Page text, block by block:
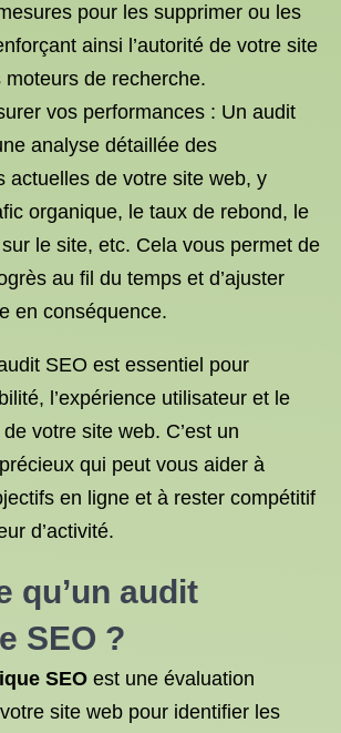
pour les supprimer ou les
ainsi l’autorité de votre site
de recherche.
vos performances : Un audit
analyse détaillée des
actuelles de votre site web, y
organique, le taux de rebond, le
le site, etc. Cela vous permet de
au fil du temps et d’ajuster
en conséquence.
SEO est essentiel pour
l’expérience utilisateur et le
votre site web. C’est un
qui peut vous aider à
en ligne et à rester compétitif
d’activité.
qu’un audit
SEO ?
SEO est une évaluation
site web pour identifier les